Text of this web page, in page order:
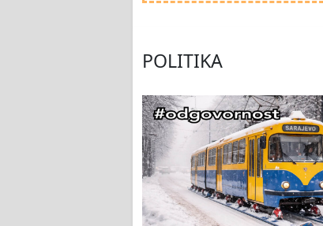
POLITIKA